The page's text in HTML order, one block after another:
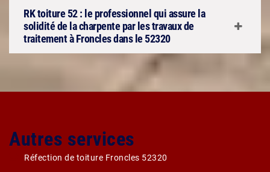
RK toiture 52 : le professionnel qui assure la
solidité de la charpente par les travaux de
traitement à Froncles dans le 52320
Autres services
Réfection de toiture Froncles 52320